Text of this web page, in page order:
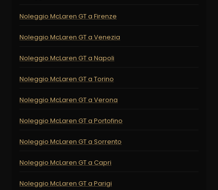
Noleggio McLaren GT a Firenze
Noleggio McLaren GT a Venezia
Noleggio McLaren GT a Napoli
Noleggio McLaren GT a Torino
Noleggio McLaren GT a Verona
Noleggio McLaren GT a Portofino
Noleggio McLaren GT a Sorrento
Noleggio McLaren GT a Capri
Noleggio McLaren GT a Parigi